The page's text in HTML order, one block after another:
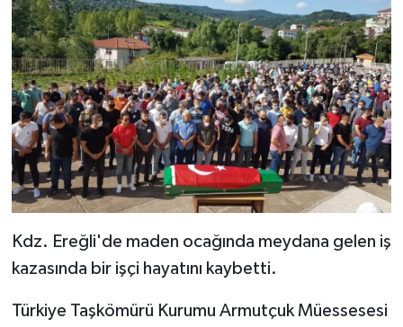
Kdz. Ereğli'de maden ocağında meydana gelen iş
kazasında bir işçi hayatını kaybetti.
Türkiye Taşkömürü Kurumu Armutçuk Müessesesi